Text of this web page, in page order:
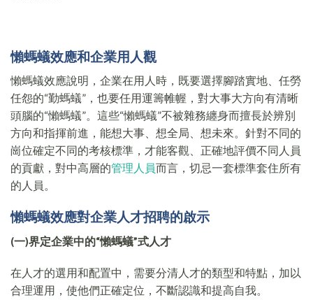
懶螞蟻效應和企業用人觀
懶螞蟻效應說明，企業在用人時，既要選擇腳踏實地、任勞
任怨的“勤螞蟻”，也要任用運籌帷幄，對大事大方向有清晰
頭腦的“懶螞蟻”。這些“懶螞蟻”不被雜務纏身而擅長於辨別
方向和指揮前進，能想大事、想全局、想未來。針對不同的
崗位確定不同的考核標準，才能客觀、正確地評價不同人員
的貢獻，對中高層的管理人員而言，切忌一套標準套住所有
的人員。
懶螞蟻效應對企業人才招聘的啟示
(一)界定企業中的“懶螞蟻”式人才
在人才的選用和配置中，需要分清人才的類型和特點，加以
合理運用，使他們正確定位，不斷認識和提高自我。